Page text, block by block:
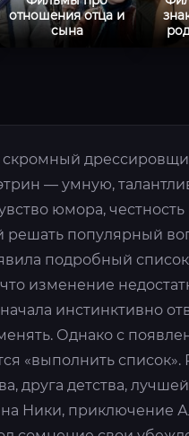
отношения отца и
сына
— умную,
юмора,
популярный
подробный
изменение
инстинктивно
Однако с
«выполнить список».
друга детства,
Ники, приключение